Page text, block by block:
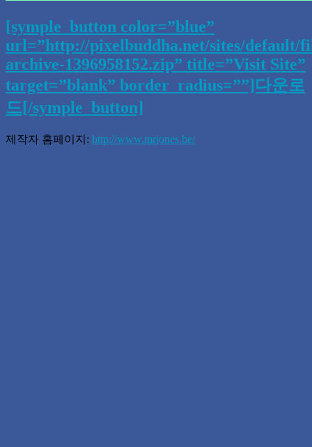
[symple_button color=”blue”
url=”http://pixelbuddha.net/sites/default/
archive-1396958152.zip” title=”Visit Site”
target=”blank” border_radius=””]다운로
드[/symple_button]
제작자 홈페이지: http://www.mrjones.be/